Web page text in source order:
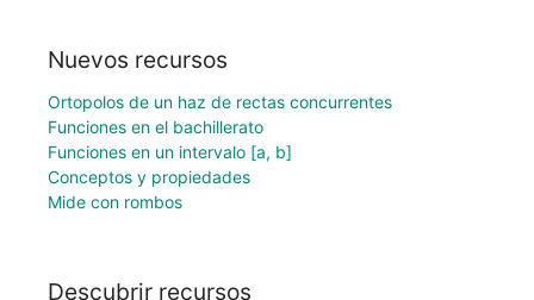
Nuevos recursos
Ortopolos de un haz de rectas concurrentes
Funciones en el bachillerato
Funciones en un intervalo [a, b]
Conceptos y propiedades
Mide con rombos
Descubrir recursos